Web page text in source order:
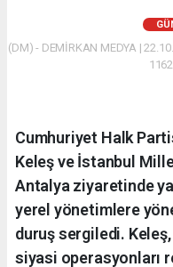
(DM) - DEMİRKAN MEDYA |
Cumhuriyet Halk
Keleş ve İstanbul
Antalya ziyaretinde
yerel yönetimlere
duruş sergiledi.
siyasi operasyonları